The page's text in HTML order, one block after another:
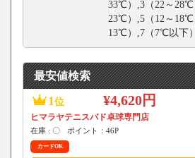
33℃）,3（22～28℃
23℃）,5（12～18℃
13℃）,7（7℃以下）
最安値検索
1 位 ¥4,620円
ヒマラヤテニスバド卓球専門店
在庫 : 〇 ポイント：46P
カードOK